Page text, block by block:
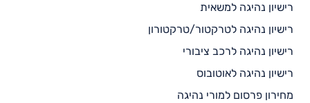
רישיון נהיגה למשאית
רישיון נהיגה לטרקטור/טרקטורון
רישיון נהיגה לרכב ציבורי
רישיון נהיגה לאוטובוס
מחירון פרסום למורי נהיגה